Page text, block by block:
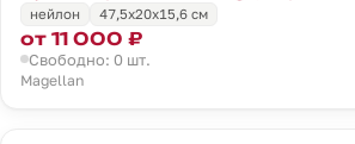
нейлон
47,5х20x15,6 см
от 11 000 ₽
Свободно: 0 шт.
Magellan